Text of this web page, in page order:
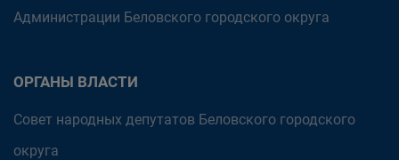
Администрации Беловского городского округа
ОРГАНЫ ВЛАСТИ
Совет народных депутатов Беловского городского
округа